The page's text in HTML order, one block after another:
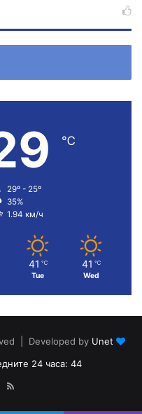
℃
29º - 25º
35%
1.94 км/ч
41 ℃
Tue
41 ℃
Wed
| Developed by Unet
24 часа: 44
RSS